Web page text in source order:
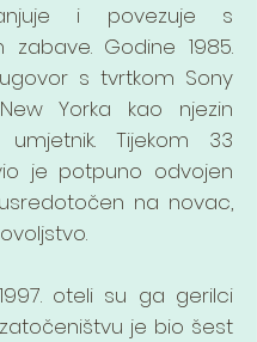
i povezuje s
zabave. Godine 1985.
s tvrtkom Sony
Yorka kao njezin
umjetnik. Tijekom 33
je potpuno odvojen
na novac,
oteli su ga gerilci
zatočeništvu je bio šest